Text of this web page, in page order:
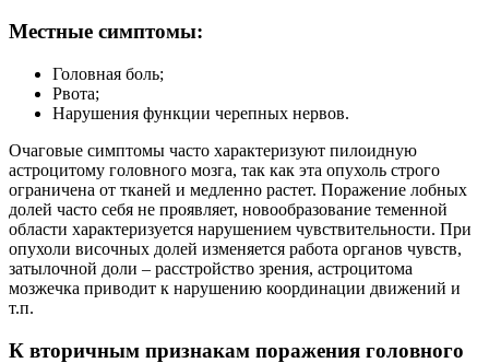
Местные симптомы:
Головная боль;
Рвота;
Нарушения функции черепных нервов.
Очаговые симптомы часто характеризуют пилоидную
астроцитому головного мозга, так как эта опухоль строго
ограничена от тканей и медленно растет. Поражение лобных
долей часто себя не проявляет, новообразование теменной
области характеризуется нарушением чувствительности. При
опухоли височных долей изменяется работа органов чувств,
затылочной доли – расстройство зрения, астроцитома
мозжечка приводит к нарушению координации движений и
т.п.
К вторичным признакам поражения головного